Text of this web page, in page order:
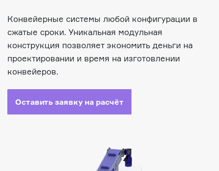
Конвейерные системы любой конфигурации в
сжатые сроки. Уникальная модульная
конструкция позволяет экономить деньги на
проектировании и время на изготовлении
конвейеров.
Оставить заявку на расчёт